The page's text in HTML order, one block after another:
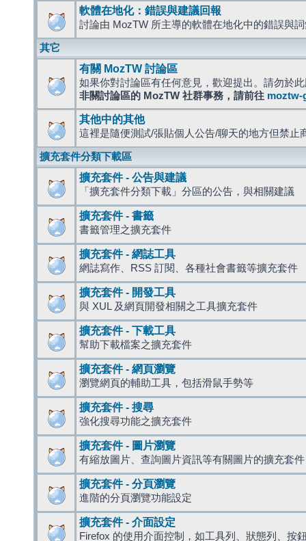
軟體在地化：錯誤與建議回報
討論由 MozTW 所主導的軟體在地化中的錯誤與
其它
有關 MozTW 討論區
如果你對討論區有任何意見，歡迎提出。請勿於
非關討論區的 MozTW 社群事務，請前往 moztw-
其他中的其他
這裡是隨便測試/張貼個人公告/聊天的地方但禁止
擴充套件分類下載區
擴充套件 - 公告與建議
「擴充套件分類下載」分區的公告，與相關建議
擴充套件 - 書籤
書籤管理之擴充套件
擴充套件 - 網誌工具
網誌寫作、RSS 訂閱、各種社會書籤等擴充套件
擴充套件 - 開發工具
與 XUL 及網頁開發相關之工具擴充套件
擴充套件 - 下載工具
幫助下載檔案之擴充套件
擴充套件 - 網頁瀏覽
瀏覽網頁的輔助工具，包括滑鼠手勢等
擴充套件 - 搜尋
強化搜尋功能之擴充套件
擴充套件 - 圖片瀏覽
有縮放圖片、查詢圖片資訊等有關圖片的擴充套件
擴充套件 - 分頁瀏覽
進階的分頁瀏覽功能設定
擴充套件 - 介面設定
Firefox 的使用介面控制，如工具列、狀態列、按